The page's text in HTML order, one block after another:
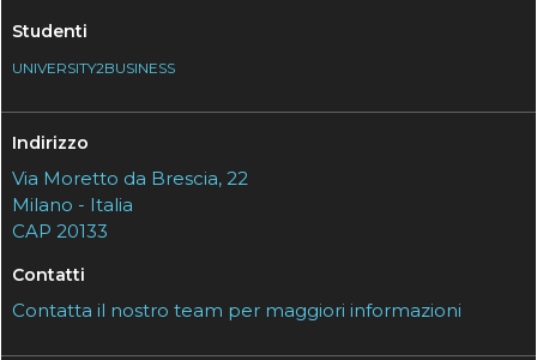
Studenti
UNIVERSITY2BUSINESS
Indirizzo
Via Moretto da Brescia, 22
Milano - Italia
CAP 20133
Contatti
Contatta il nostro team per maggiori informazioni